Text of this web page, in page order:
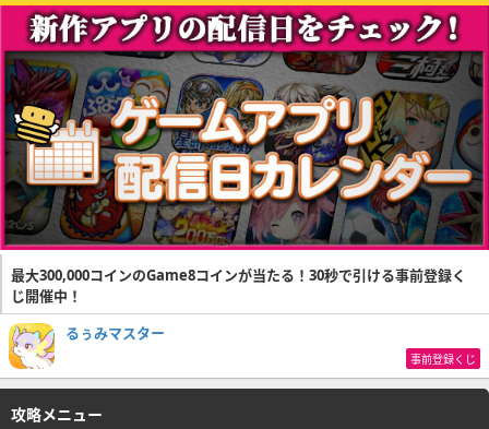
最大300,000コインのGame8コインが当たる！30秒で引ける事前登録く
じ開催中！
るぅみマスター
事前登録くじ
攻略メニュー